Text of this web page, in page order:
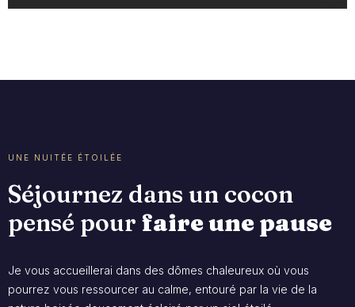
UNE NUITÉE ÉTOILÉE
Séjournez dans un cocon
pensé pour faire une pause
Je vous accueillerai dans des dômes chaleureux où vous
pourrez vous ressourcer au calme, entouré par la vie de la